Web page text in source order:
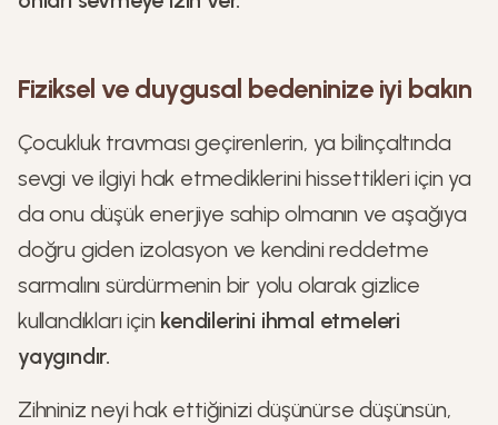
Fiziksel ve duygusal bedeninize iyi bakın
Çocukluk travması geçirenlerin, ya bilinçaltında
sevgi ve ilgiyi hak etmediklerini hissettikleri için ya
da onu düşük enerjiye sahip olmanın ve aşağıya
doğru giden izolasyon ve kendini reddetme
sarmalını sürdürmenin bir yolu olarak gizlice
kullandıkları için kendilerini ihmal etmeleri
yaygındır.
Zihniniz neyi hak ettiğinizi düşünürse düşünsün,